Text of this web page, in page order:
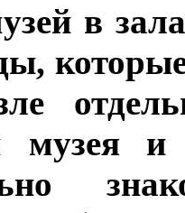
в
музея и